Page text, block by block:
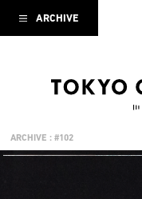
ARCHIVE
ARCHIVE : #102